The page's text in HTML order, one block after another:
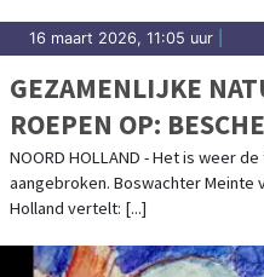
16 maart 2026, 11:05 uur
GEZAMENLIJKE
ROEPEN OP:
NOORD HOLLAND - Het is weer
aangebroken. Boswachter Meinte
Holland vertelt: [...]